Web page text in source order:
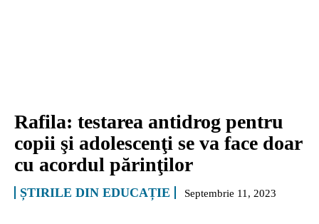
Rafila: testarea antidrog pentru
copii şi adolescenţi se va face doar
cu acordul părinţilor
ȘTIRILE DIN EDUCAȚIE Septembrie 11, 2023